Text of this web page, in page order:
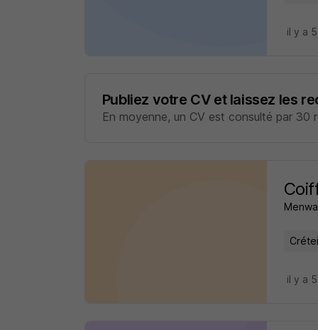
il y a
Publiez votre CV et laissez les
En moyenne, un CV est consulté par 30
il y a